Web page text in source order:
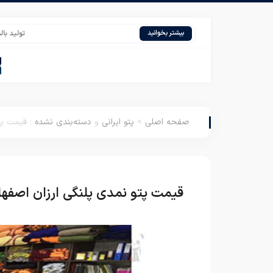
بیشتر بخوانید تولید بالش
صفحه اصلی > پتو ایرانی و دسته‌بندی نشده : قیمت
قیمت پتو نمدی پلنگی ارزان